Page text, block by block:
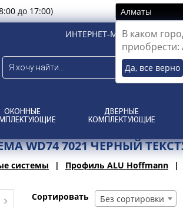
до 17:00) Алматы
В каком
Да, все верно
ИНТЕРНЕТ-МАГАЗИН ДЛЯ
ОКОННЫЕ
ДВЕРНЫЕ
КОМПЛЕКТУЮЩИЕ
WD74 7021 ЧЕРНЫЙ
системы Профиль ALU Hoffmann
Сортировать Без сортировки